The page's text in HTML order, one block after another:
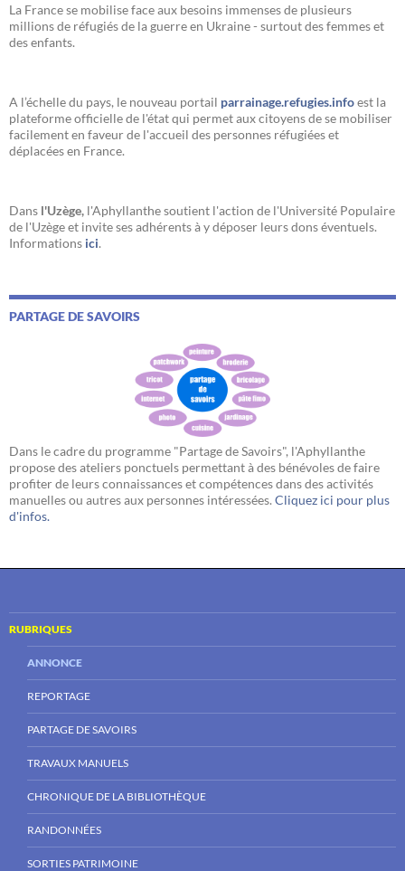
La France se mobilise face aux besoins immenses de plusieurs
millions de réfugiés de la guerre en Ukraine - surtout des femmes et
des enfants.
A l’échelle du pays, le nouveau portail parrainage.refugies.infoest la
plateforme officielle de l'état qui permet aux citoyens de se mobiliser
facilement en faveur de l'accueil des personnes réfugiées et
déplacées en France.
Dans l'Uzège, l'Aphyllanthe soutient l'action de l'Université Populaire
de l'Uzège et invite ses adhérents à y déposer leurs dons éventuels.
Informations ici.
PARTAGE DE SAVOIRS
Dans le cadre du programme "Partage de Savoirs", l'Aphyllanthe
propose des ateliers ponctuels permettant à des bénévoles de faire
profiter de leurs connaissances et compétences dans des activités
manuelles ou autres aux personnes intéressées. Cliquez ici pour plus
d'infos.
RUBRIQUES
ANNONCE
REPORTAGE
PARTAGE DE SAVOIRS
TRAVAUX MANUELS
CHRONIQUE DE LA BIBLIOTHÈQUE
RANDONNÉES
SORTIES PATRIMOINE